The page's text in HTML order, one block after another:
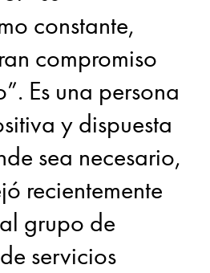
constante,
compromiso
Es una persona
y dispuesta
sea necesario,
recientemente
grupo de
servicios